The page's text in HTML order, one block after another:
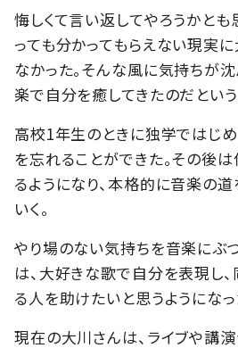
悔しくて言い返してやろうかとも
っても分かってもらえない現実
なかった。そんな風に気持ちが
楽で自分を癒してきたのだという
高校1年生のときに独学ではじ
を忘れることができた。その後
るようになり、本格的に音楽の
いく。
やり場のない気持ちを音楽にぶ
は、大好きな歌で自分を表現し
る人を助けたいと思うようになっ
現在の大川さんは、ライブや講